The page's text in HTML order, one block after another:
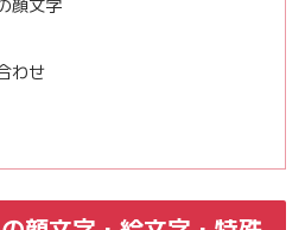
顔文字
わせ